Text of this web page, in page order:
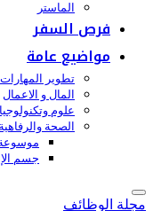
الماستر
فرص السفر
مواضيع عامة
تطوير المهارات
المال و الاعمال
علوم وتكنولوجيا
الصحة والرفاهية
موسوعة
جسم
مجلة الوظائف